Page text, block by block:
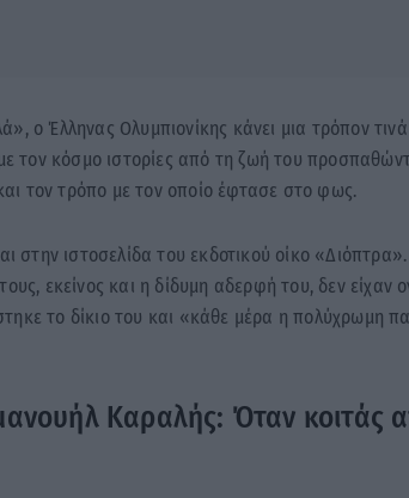
ο Έλληνας Ολυμπιονίκης κάνει μια τρόπον τινά
τον κόσμο ιστορίες από τη ζωή του
τον τρόπο με τον οποίο έφτασε στο φως.
στην ιστοσελίδα του εκδοτικού οίκο
εκείνος και η δίδυμη αδερφή του, δεν είχαν
το δίκιο του και «κάθε μέρα η πολύχρωμη
Καραλής: Όταν κοιτάς